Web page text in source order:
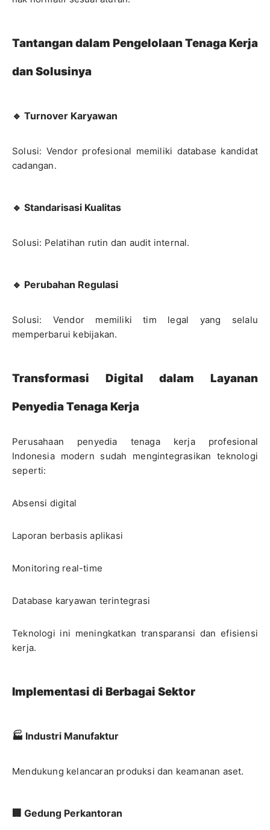
Tantangan dalam Pengelolaan Tenaga Kerja
dan Solusinya
🔹 Turnover Karyawan
Solusi: Vendor profesional memiliki database kandidat
cadangan.
🔹 Standarisasi Kualitas
Solusi: Pelatihan rutin dan audit internal.
🔹 Perubahan Regulasi
Solusi: Vendor memiliki tim legal yang selalu
memperbarui kebijakan.
Transformasi Digital dalam Layanan
Penyedia Tenaga Kerja
Perusahaan penyedia tenaga kerja profesional
Indonesia modern sudah mengintegrasikan teknologi
seperti:
Absensi digital
Laporan berbasis aplikasi
Monitoring real-time
Database karyawan terintegrasi
Teknologi ini meningkatkan transparansi dan efisiensi
kerja.
Implementasi di Berbagai Sektor
🏭 Industri Manufaktur
Mendukung kelancaran produksi dan keamanan aset.
🏢 Gedung Perkantoran